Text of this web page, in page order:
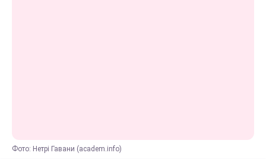
Фото: Нетрі Гавани (academ.info)